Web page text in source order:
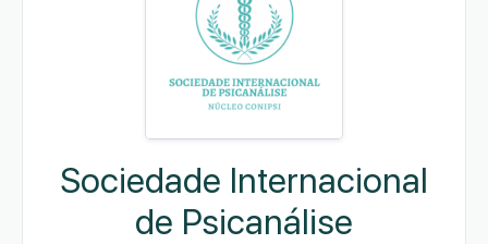
Sociedade Internacional
de Psicanálise